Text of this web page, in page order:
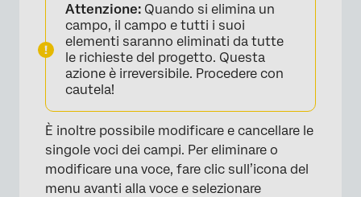
×
Attenzione: Quando si elimina un
campo, il campo e tutti i suoi
elementi saranno eliminati da tutte
le richieste del progetto. Questa
azione è irreversibile. Procedere con
cautela!
È inoltre possibile modificare e cancellare le
singole voci dei campi. Per eliminare o
modificare una voce, fare clic sull’icona del
menu avanti alla voce e selezionare